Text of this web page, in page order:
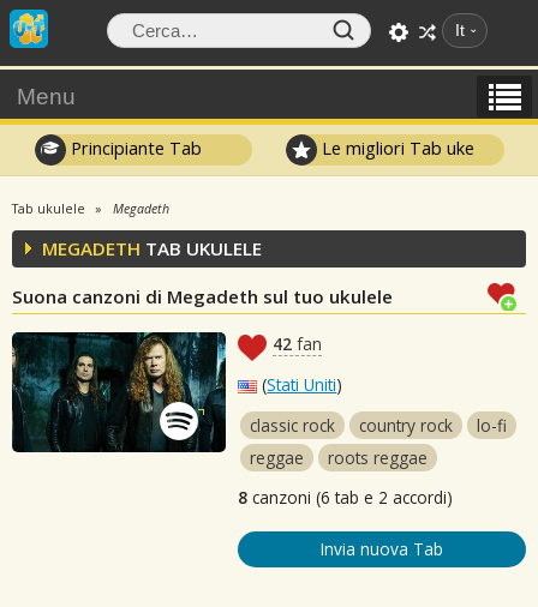
It
Menu
Principiante Tab Le migliori Tab uke
Tab ukulele Megadeth
MEGADETH TAB UKULELE
Suona canzoni di Megadeth sul tuo ukulele
42 fan
(Stati Uniti)
classic rock
country rock
lo-fi
reggae
roots reggae
8 canzoni (6 tab e 2 accordi)
Invia nuova Tab